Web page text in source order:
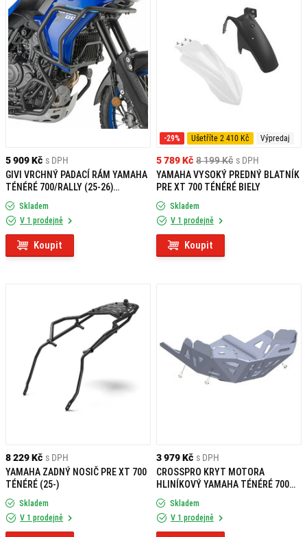
5 909 Kč s DPH
GIVI VRCHNÝ PADACÍ RÁM YAMAHA
TÉNÉRÉ 700/RALLY (25-26)
TNH2174
Skladem
V 1 prodejně
Koupit
-29% Ušetříte 2 410 Kč Výpredaj
8 199 Kč
5 789 Kč
s DPH
YAMAHA VYSOKÝ PREDNÝ BLATNÍK
PRE XT 700 TÉNÉRÉ BIELY
Skladem
V 1 prodejně
Koupit
8 229 Kč s DPH
YAMAHA ZADNÝ NOSIČ PRE XT 700
TÉNÉRÉ (25-)
Skladem
V 1 prodejně
3 979 Kč s DPH
CROSSPRO KRYT MOTORA
HLINÍKOVÝ YAMAHA TÉNÉRÉ 700
MODRÝ
Skladem
V 1 prodejně